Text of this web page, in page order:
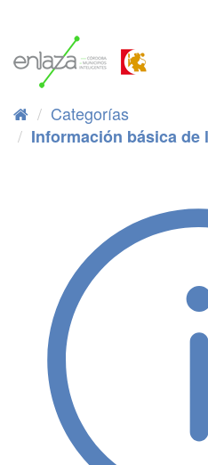
Categorías
Información básica de